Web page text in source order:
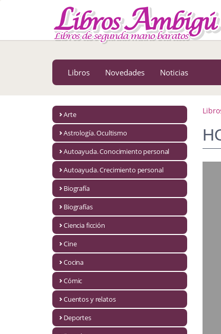
MENÚ PRINCIPAL
Astrología. Ocultismo
Autoayuda. Conocimiento personal
Autoayuda. Crecimiento personal
Ciencia ficción
Libros Novedades Noticias
Arte
Astrología. Ocultismo
Autoayuda. Conocimiento personal
Autoayuda. Crecimiento personal
Biografía
Biografías
Ciencia ficción
Cine
Cocina
Cómic
Cuentos y relatos
Deportes